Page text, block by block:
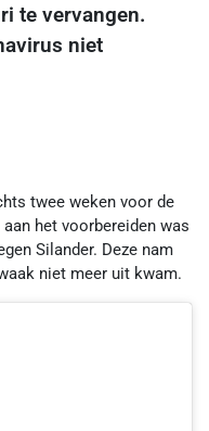
te vervangen.
niet
twee weken voor de
het voorbereiden was
Silander. Deze nam
niet meer uit kwam.